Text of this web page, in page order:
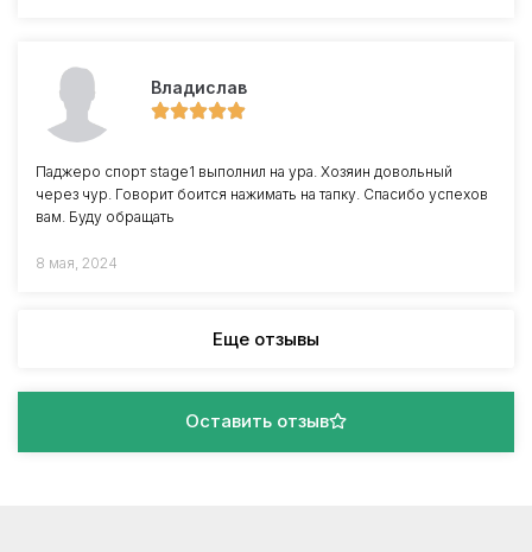
Владислав
Паджеро спорт stage1 выполнил на ура. Хозяин довольный
через чур. Говорит боится нажимать на тапку. Спасибо успехов
вам. Буду обращать
8 мая, 2024
Еще отзывы
Оставить отзыв